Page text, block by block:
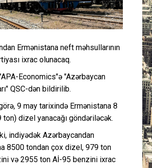
Layihə
Gündəm
Peşə etikası
Əlaqə
Ermənistana neft məhsullarının
ixrac olunacaq.
Economics"ə "Azərbaycan
QSC-dən bildirilib.
9 may tarixində Ermənistana 8
ton) dizel yanacağı göndəriləcək.
indiyədək Azərbaycandan
8500 tondan çox dizel, 979 ton
və 2955 ton Aİ-95 benzini ixrac